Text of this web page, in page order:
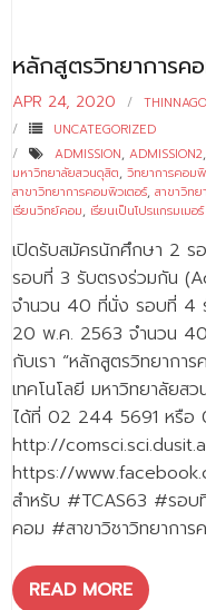
- - วิทยาการคอมพิวเตอร์
- - วิทยาศาสตร์เครื่องสำอ
- - อาชีวอนามัยและความ
- - อนามัยสิ่งแวดล้อมและ
- - ความมั่นคงปลอดภัยไซ
- - อุตสาหกรรมชีวภาพเพื่
- ศึกษาศาสตรบัณฑิต
- - วิทยาศาสตร์ทั่วไป
- - เทคโนโลยีสารสนเทศ
- ศูนย์เครื่องมือปฏิบัติการวิ
หลักสูตรวิทยาการค
APR 24, 2020
UNCATEGORIZED
ADMISSION, ADMISSION2,
มหาวิทยาลัยสวนดุสิต, วิทยาการคอมพิ
สาขาวิทยาการคอมพิวเตอร์, สาขาวิทย
เรียนวิทย์คอม, เรียนเป็นโปรแกรมเมอร์
เปิดรับสมัครนักศึกษา 2 ร
รอบที่ 3 รับตรงร่วมกัน
จำนวน 40 ที่นั่ง รอบที่ 4
20 พ.ค. 2563 จำนวน 40
กับเรา “หลักสูตรวิทยากา
เทคโนโลยี มหาวิทยาลัยส
ได้ที่ 02 244 5691 หรือ
http://
https://
สำหรับ #TCAS63 #รอ
คอม #สาขาวิชาวิทยากา
READ MORE